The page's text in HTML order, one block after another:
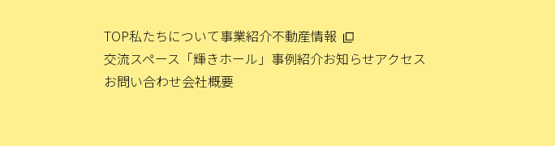
TOP私たちについて事業紹介不動産情報
交流スペース「輝きホール」 事例紹介お知らせアクセス
お問い合わせ会社概要